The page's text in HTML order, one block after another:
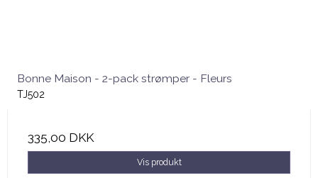
Bonne Maison - 2-pack strømper - Fleurs
TJ502
335,00 DKK
Vis produkt